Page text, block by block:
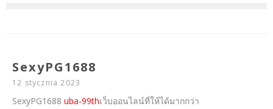
SexyPG1688
12 stycznia 2023
SexyPG1688 uba-99thเว็บออนไลน์ที่ให้ได้มากกว่า